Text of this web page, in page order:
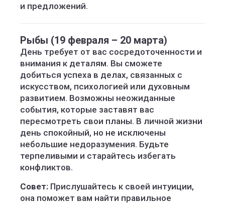
и предложений.
Рыбы (19 февраля – 20 марта)
День требует от вас сосредоточенности и
внимания к деталям. Вы сможете
добиться успеха в делах, связанных с
искусством, психологией или духовным
развитием. Возможны неожиданные
события, которые заставят вас
пересмотреть свои планы. В личной жизни
день спокойный, но не исключены
небольшие недоразумения. Будьте
терпеливыми и старайтесь избегать
конфликтов.
Совет: Прислушайтесь к своей интуиции,
она поможет вам найти правильное